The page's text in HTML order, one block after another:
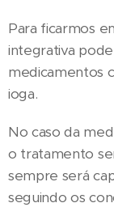
Para ficarmos
integrativa
medicamentos
ioga.
No caso da
o tratamento
sempre será
seguindo os